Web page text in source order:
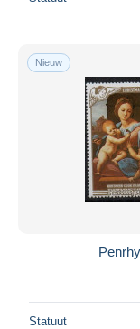
Nieuw
Statuut